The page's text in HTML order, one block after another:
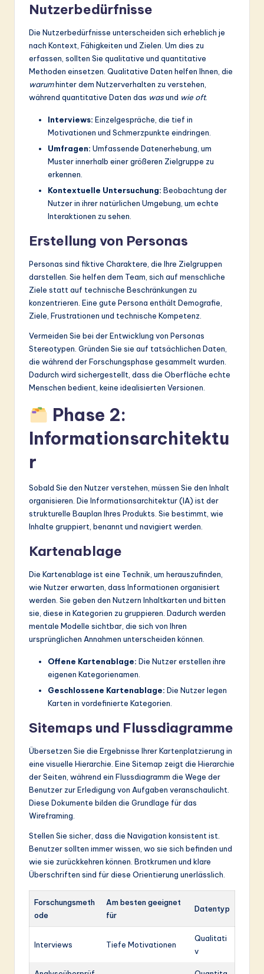
Nutzerbedürfnisse
Die Nutzerbedürfnisse unterscheiden sich erheblich je
nach Kontext, Fähigkeiten und Zielen. Um dies zu
erfassen, sollten Sie qualitative und quantitative
Methoden einsetzen. Qualitative Daten helfen Ihnen, die
warumhinter dem Nutzerverhalten zu verstehen,
während quantitative Daten das wasund wie oft.
Interviews: Einzelgespräche, die tief in
Motivationen und Schmerzpunkte eindringen.
Umfragen: Umfassende Datenerhebung, um
Muster innerhalb einer größeren Zielgruppe zu
erkennen.
Kontextuelle Untersuchung: Beobachtung der
Nutzer in ihrer natürlichen Umgebung, um echte
Interaktionen zu sehen.
Erstellung von Personas
Personas sind fiktive Charaktere, die Ihre Zielgruppen
darstellen. Sie helfen dem Team, sich auf menschliche
Ziele statt auf technische Beschränkungen zu
konzentrieren. Eine gute Persona enthält Demografie,
Ziele, Frustrationen und technische Kompetenz.
Vermeiden Sie bei der Entwicklung von Personas
Stereotypen. Gründen Sie sie auf tatsächlichen Daten,
die während der Forschungsphase gesammelt wurden.
Dadurch wird sichergestellt, dass die Oberfläche echte
Menschen bedient, keine idealisierten Versionen.
Phase 2:
Informationsarchitektu
r
Sobald Sie den Nutzer verstehen, müssen Sie den Inhalt
organisieren. Die Informationsarchitektur (IA) ist der
strukturelle Bauplan Ihres Produkts. Sie bestimmt, wie
Inhalte gruppiert, benannt und navigiert werden.
Kartenablage
Die Kartenablage ist eine Technik, um herauszufinden,
wie Nutzer erwarten, dass Informationen organisiert
werden. Sie geben den Nutzern Inhaltkarten und bitten
sie, diese in Kategorien zu gruppieren. Dadurch werden
mentale Modelle sichtbar, die sich von Ihren
ursprünglichen Annahmen unterscheiden können.
Offene Kartenablage: Die Nutzer erstellen ihre
eigenen Kategorienamen.
Geschlossene Kartenablage: Die Nutzer legen
Karten in vordefinierte Kategorien.
Sitemaps und Flussdiagramme
Übersetzen Sie die Ergebnisse Ihrer Kartenplatzierung in
eine visuelle Hierarchie. Eine Sitemap zeigt die Hierarchie
der Seiten, während ein Flussdiagramm die Wege der
Benutzer zur Erledigung von Aufgaben veranschaulicht.
Diese Dokumente bilden die Grundlage für das
Wireframing.
Stellen Sie sicher, dass die Navigation konsistent ist.
Benutzer sollten immer wissen, wo sie sich befinden und
wie sie zurückkehren können. Brotkrumen und klare
Überschriften sind für diese Orientierung unerlässlich.
Forschungsmeth
ode
Am besten geeignet
für
Datentyp
Interviews Tiefe Motivationen
Qualitati
v